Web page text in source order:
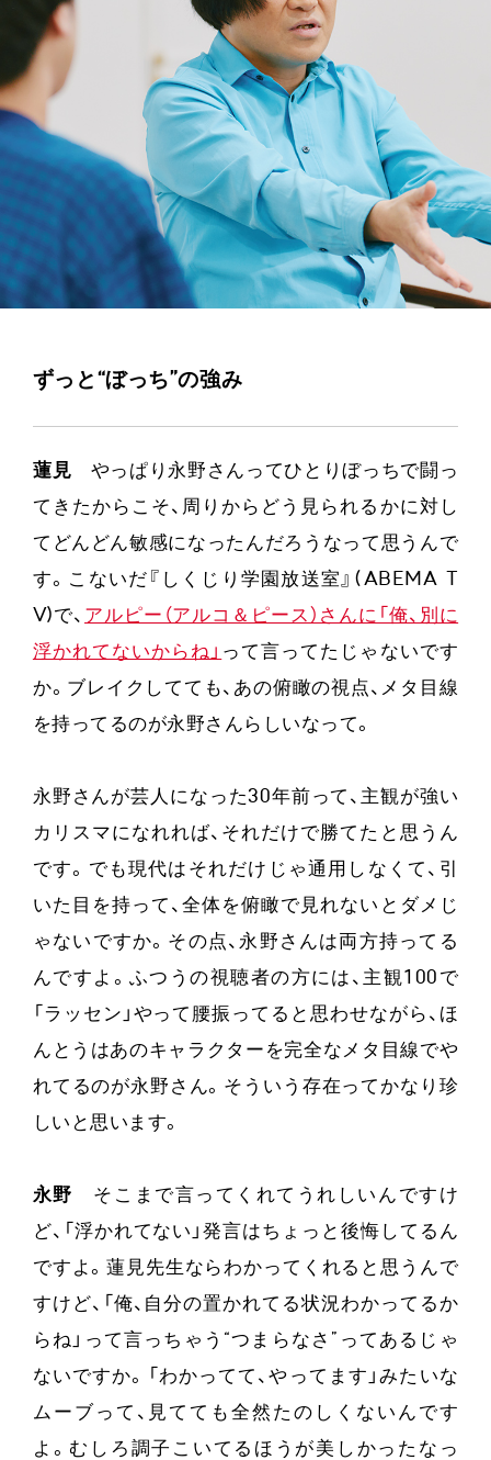
ずっと“ぼっち”の強み
蓮見 やっぱり永野さんってひとりぼっちで闘っ
てきたからこそ、周りからどう見られるかに対し
てどんどん敏感になったんだろうなって思うんで
す。こないだ『しくじり学園放送室』(ABEMA T
V)で、 アルピー（アルコ＆ピース）さんに「俺、別に
浮かれてないからね」 って言ってたじゃないです
か。ブレイクしてても、あの俯瞰の視点、メタ目線
を持ってるのが永野さんらしいなって。
永野さんが芸人になった30年前って、主観が強い
カリスマになれれば、それだけで勝てたと思うん
です。でも現代はそれだけじゃ通用しなくて、引
いた目を持って、全体を俯瞰で見れないとダメじ
ゃないですか。その点、永野さんは両方持ってる
んですよ。ふつうの視聴者の方には、主観100で
「ラッセン」やって腰振ってると思わせながら、ほ
んとうはあのキャラクターを完全なメタ目線でや
れてるのが永野さん。そういう存在ってかなり珍
しいと思います。
永野
そこまで言ってくれてうれしいんですけ
ど、「浮かれてない」発言はちょっと後悔してるん
ですよ。蓮見先生ならわかってくれると思うんで
すけど、「俺、自分の置かれてる状況わかってるか
らね」って言っちゃう“つまらなさ”ってあるじゃ
ないですか。「わかってて、やってます」みたいな
ムーブって、見てても全然たのしくないんです
よ。むしろ調子こいてるほうが美しかったなっ